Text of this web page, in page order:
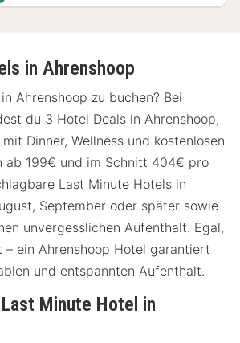
in Ahrenshoop
Ahrenshoop zu buchen? Bei
du 3 Hotel Deals in Ahrenshoop,
mit Dinner, Wellness und kostenlosen
ab 199€ und im Schnitt 404€ pro
Last Minute Hotels in
September oder später sowie
unvergesslichen Aufenthalt. Egal,
– ein Ahrenshoop Hotel garantiert
und entspannten Aufenthalt.
Minute Hotel in